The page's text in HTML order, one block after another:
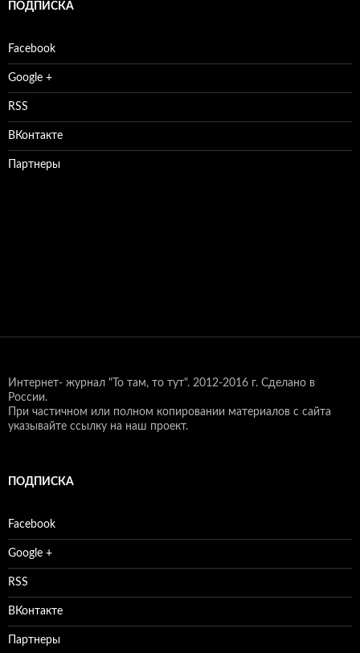
ПОДПИСКА
Facebook
Google +
RSS
ВКонтакте
Партнеры
Интернет- журнал "То там, то тут". 2012-2016 г. Сделано в
России.
При частичном или полном копировании материалов с сайта
указывайте ссылку на наш проект.
ПОДПИСКА
Facebook
Google +
RSS
ВКонтакте
Партнеры